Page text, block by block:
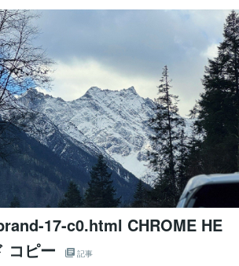
17-c0.html CHROME HE
コピー
記事